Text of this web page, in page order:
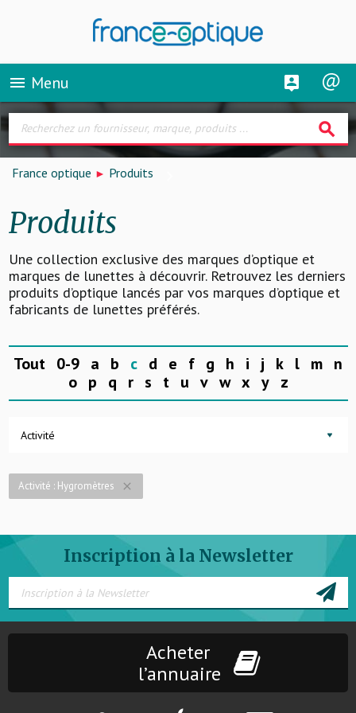
menu Menu
search
France optique Produits
Produits
Une collection exclusive des marques d’optique et
marques de lunettes à découvrir. Retrouvez les derniers
produits d’optique lancés par vos marques d’optique et
fabricants de lunettes préférés.
Tout 0-9 a b c d e f g h i j k l m n
o p q r s t u v w x y z
Activité
Activité : Hygromètres close
Inscription à la Newsletter
Acheter
l’annuaire